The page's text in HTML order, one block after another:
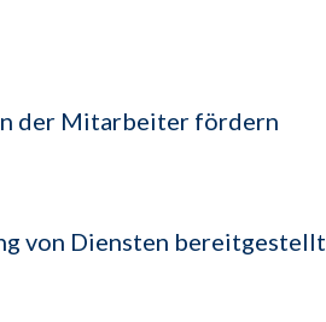
der Mitarbeiter fördern
von Diensten bereitgestellt